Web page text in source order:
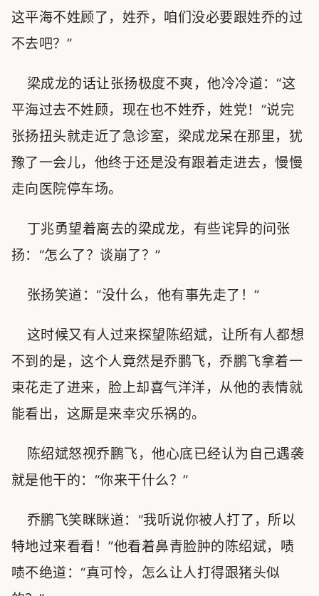
这平海不姓顾了，姓乔，咱们没必要跟姓乔的过
不去吧？”
梁成龙的话让张扬极度不爽，他冷冷道：“这
平海过去不姓顾，现在也不姓乔，姓党！”说完
张扬扭头就走近了急诊室，梁成龙呆在那里，犹
豫了一会儿，他终于还是没有跟着走进去，慢慢
走向医院停车场。
丁兆勇望着离去的梁成龙，有些诧异的问张
扬：“怎么了？谈崩了？”
张扬笑道：“没什么，他有事先走了！”
这时候又有人过来探望陈绍斌，让所有人都想
不到的是，这个人竟然是乔鹏飞，乔鹏飞拿着一
束花走了进来，脸上却喜气洋洋，从他的表情就
能看出，这厮是来幸灾乐祸的。
陈绍斌怒视乔鹏飞，他心底已经认为自己遇袭
就是他干的：“你来干什么？”
乔鹏飞笑眯眯道：“我听说你被人打了，所以
特地过来看看！”他看着鼻青脸肿的陈绍斌，啧
啧不绝道：“真可怜，怎么让人打得跟猪头似